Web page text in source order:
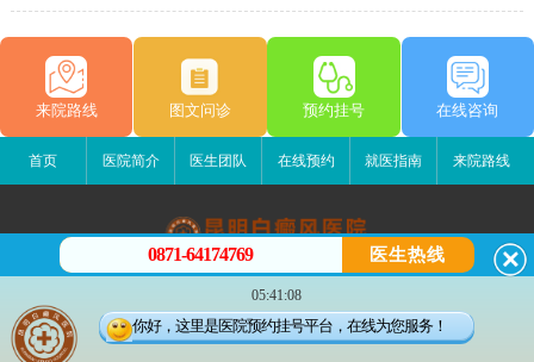
来院路线 图文问诊 预约挂号 在线咨询
首页 医院简介 医生团队 在线预约 就医指南 来院路线
昆明白癜风医院
昆明市五华区护国路2号
版权所有：昆明白癜风医院
0871-64174769 医生热线
05:41:08
你好，这里是医院预约挂号平台，在线为您服务！